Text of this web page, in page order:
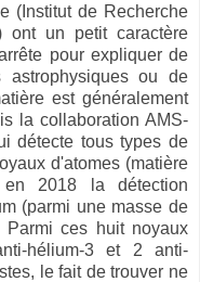
(Institut de Recherche
ont un petit caractère
pour expliquer de
astrophysiques ou de
est généralement
la collaboration AMS-
détecte tous types de
d'atomes (matière
en 2018 la détection
(parmi une masse de
ces huit noyaux
hélium-3 et 2 anti-
le fait de trouver ne